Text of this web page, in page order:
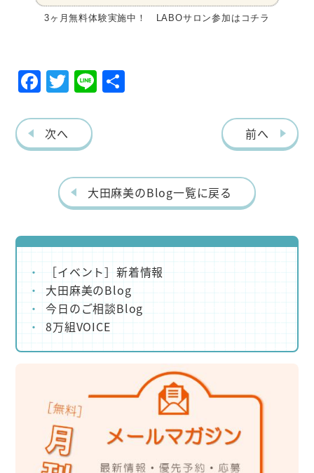
3ヶ月無料体験実施中！ LABOサロン参加はコチラ
F
eb
o
T
itt
er
Li
次へ 前へ
大田麻美のBlog一覧に戻る
［イベント］新着情報
大田麻美のBlog
今日のご相談Blog
8万組VOICE